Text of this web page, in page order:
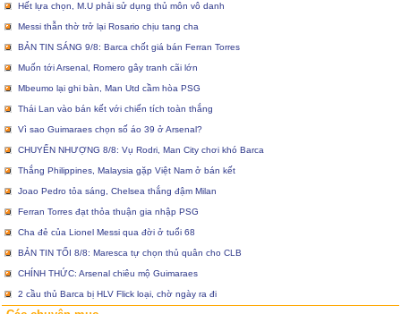
Hết lựa chọn, M.U phải sử dụng thủ môn vô danh
Messi thẫn thờ trở lại Rosario chịu tang cha
BẢN TIN SÁNG 9/8: Barca chốt giá bán Ferran Torres
Muốn tới Arsenal, Romero gây tranh cãi lớn
Mbeumo lại ghi bàn, Man Utd cầm hòa PSG
Thái Lan vào bán kết với chiến tích toàn thắng
Vì sao Guimaraes chọn số áo 39 ở Arsenal?
CHUYỂN NHƯỢNG 8/8: Vụ Rodri, Man City chơi khó Barca
Thắng Philippines, Malaysia gặp Việt Nam ở bán kết
Joao Pedro tỏa sáng, Chelsea thắng đậm Milan
Ferran Torres đạt thỏa thuận gia nhập PSG
Cha đẻ của Lionel Messi qua đời ở tuổi 68
BẢN TIN TỐI 8/8: Maresca tự chọn thủ quân cho CLB
CHÍNH THỨC: Arsenal chiêu mộ Guimaraes
2 cầu thủ Barca bị HLV Flick loại, chờ ngày ra đi